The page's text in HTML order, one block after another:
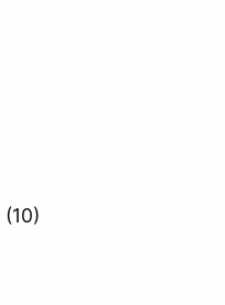
(10)